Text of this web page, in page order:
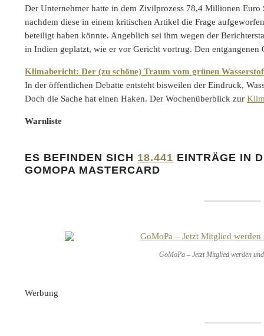
Der Unternehmer hatte in dem Zivilprozess 78,4 Millionen Euro
nachdem diese in einem kritischen Artikel die Frage
beteiligt haben könnte. Angeblich sei ihm wegen der
in Indien geplatzt, wie er vor Gericht vortrug. Den entgangenen
Klimabericht: Der (zu schöne) Traum vom grünen
In der öffentlichen Debatte entsteht bisweilen der Eindruck,
Doch die Sache hat einen Haken. Der Wochenüberblick zur
Warnliste
ES BEFINDEN SICH 18.441 EINTRÄGE IN
GOMOPA MASTERCARD
GoMoPa – Jetzt Mitglied werden
Werbung